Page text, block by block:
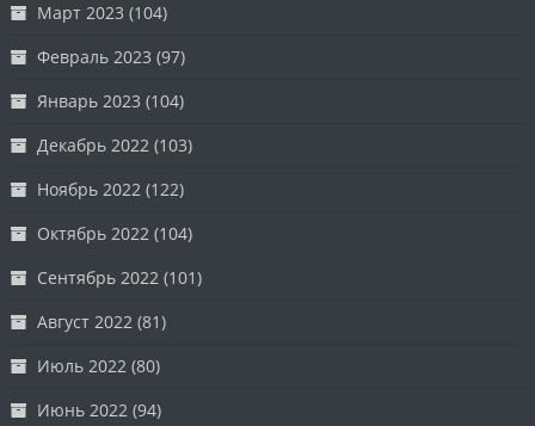
Март 2023 (104)
Февраль 2023 (97)
Январь 2023 (104)
Декабрь 2022 (103)
Ноябрь 2022 (122)
Октябрь 2022 (104)
Сентябрь 2022 (101)
Август 2022 (81)
Июль 2022 (80)
Июнь 2022 (94)